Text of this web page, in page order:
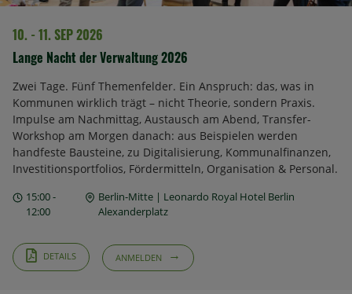
10. - 11. SEP 2026
Lange Nacht der Verwaltung 2026
Zwei Tage. Fünf Themenfelder. Ein Anspruch: das, was in
Kommunen wirklich trägt – nicht Theorie, sondern Praxis.
Impulse am Nachmittag, Austausch am Abend, Transfer-
Workshop am Morgen danach: aus Beispielen werden
handfeste Bausteine, zu Digitalisierung, Kommunalfinanzen,
Investitionsportfolios, Fördermitteln, Organisation & Personal.
15:00 -
12:00
Berlin-Mitte | Leonardo Royal Hotel Berlin
Alexanderplatz
DETAILS ANMELDEN